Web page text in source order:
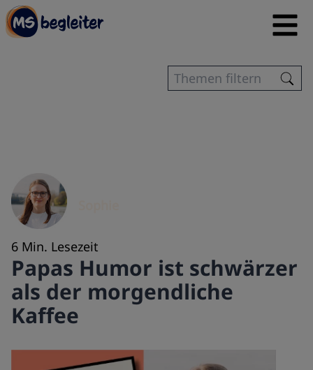
6 Min. Lesezeit
Papas Humor ist schwärzer
als der morgendliche
Kaffee